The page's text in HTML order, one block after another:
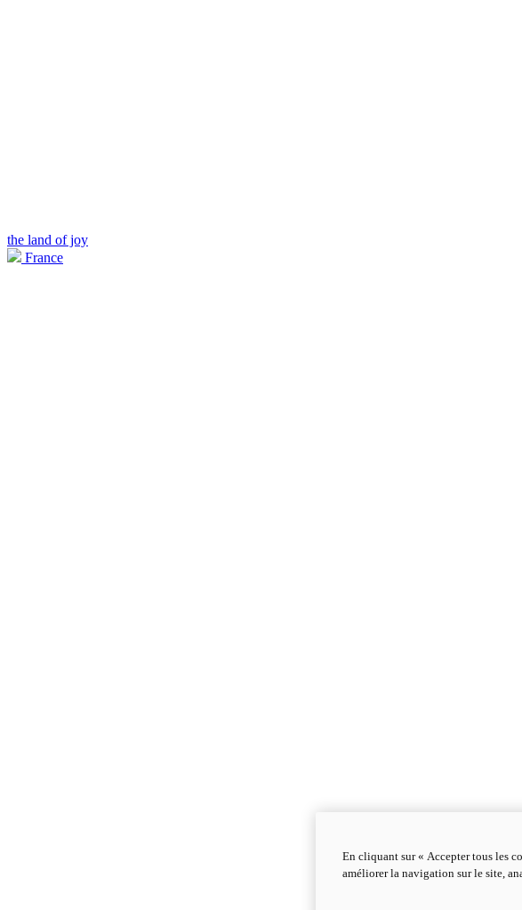
the land of joy
France
En cliquant sur « Accepter tous les
améliorer la navigation sur le site,